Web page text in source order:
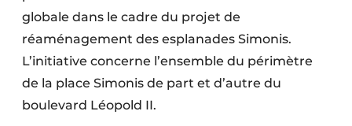
Fondations
Façades
globale dans le cadre du projet de
réaménagement des esplanades Simonis.
L’initiative concerne l’ensemble du périmètre
de la place Simonis de part et d’autre du
boulevard Léopold II.